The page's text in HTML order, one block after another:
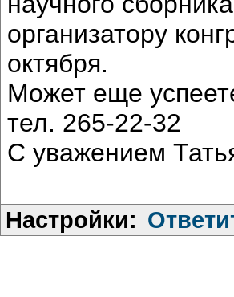
организатору
октября.
Может еще
тел. 265-22-32
С уважением
Настройки: